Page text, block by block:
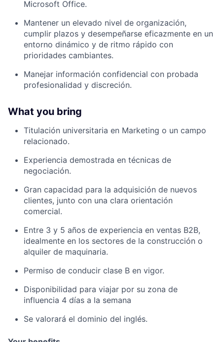
Microsoft Office.
Mantener un elevado nivel de organización,
cumplir plazos y desempeñarse eficazmente en un
entorno dinámico y de ritmo rápido con
prioridades cambiantes.
Manejar información confidencial con probada
profesionalidad y discreción.
What you bring
Titulación universitaria en Marketing o un campo
relacionado.
Experiencia demostrada en técnicas de
negociación.
Gran capacidad para la adquisición de nuevos
clientes, junto con una clara orientación
comercial.
Entre 3 y 5 años de experiencia en ventas B2B,
idealmente en los sectores de la construcción o
alquiler de maquinaria.
Permiso de conducir clase B en vigor.
Disponibilidad para viajar por su zona de
influencia 4 días a la semana
Se valorará el dominio del inglés.